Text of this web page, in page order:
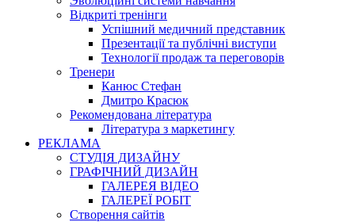
Відкриті тренінги
Успішний медичний представник
Презентації та публічні виступи
Технології продаж та переговорів
Тренери
Канюс Стефан
Дмитро Красюк
Рекомендована література
Література з маркетингу
РЕКЛАМА
СТУДІЯ ДИЗАЙНУ
ГРАФІЧНИЙ ДИЗАЙН
ГАЛЕРЕЯ ВІДЕО
ГАЛЕРЕЇ РОБІТ
Створення сайтів